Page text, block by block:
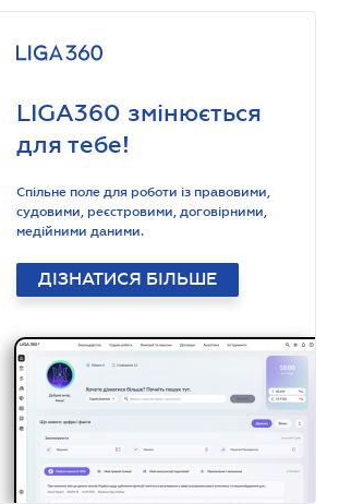
LIGA360 змінюється
для тебе!
Спільне поле для роботи із правовими,
судовими, реєстровими, договірними,
медійними даними.
ДІЗНАТИСЯ БІЛЬШЕ